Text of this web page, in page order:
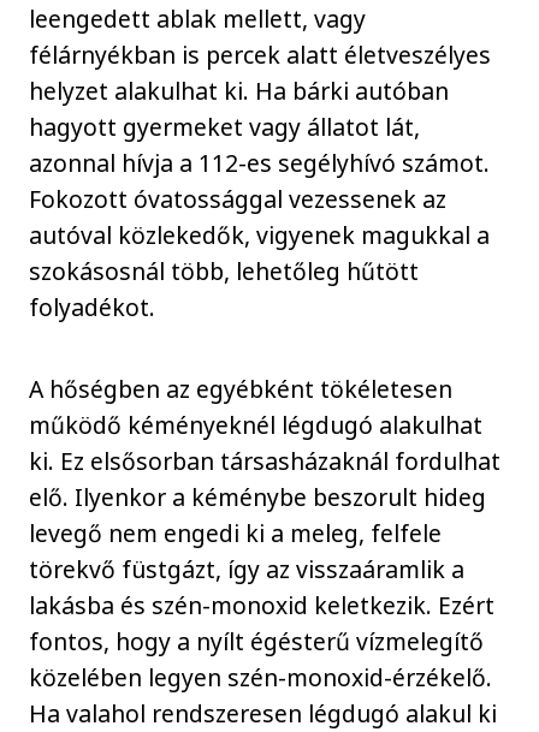
leengedett ablak mellett, vagy
félárnyékban is percek alatt életveszélyes
helyzet alakulhat ki. Ha bárki autóban
hagyott gyermeket vagy állatot lát,
azonnal hívja a 112-es segélyhívó számot.
Fokozott óvatossággal vezessenek az
autóval közlekedők, vigyenek magukkal a
szokásosnál több, lehetőleg hűtött
folyadékot.
A hőségben az egyébként tökéletesen
működő kéményeknél légdugó alakulhat
ki. Ez elsősorban társasházaknál fordulhat
elő. Ilyenkor a kéménybe beszorult hideg
levegő nem engedi ki a meleg, felfele
törekvő füstgázt, így az visszaáramlik a
lakásba és szén-monoxid keletkezik. Ezért
fontos, hogy a nyílt égésterű vízmelegítő
közelében legyen szén-monoxid-érzékelő.
Ha valahol rendszeresen légdugó alakul ki